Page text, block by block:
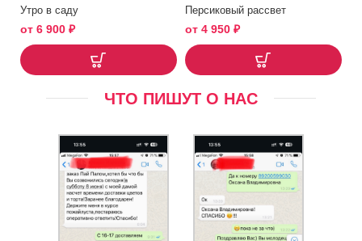
Утро в саду
от 6 900 ₽
Персиковый рассвет
от 4 950 ₽
ЧТО ПИШУТ О НАС